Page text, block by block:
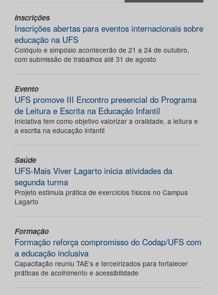
Inscrições
Inscrições abertas para eventos internacionais sobre
educação na UFS
Colóquio e simpósio acontecerão de 21 a 24 de outubro,
com submissão de trabalhos até 31 de agosto
Evento
UFS promove III Encontro presencial do Programa
de Leitura e Escrita na Educação Infantil
Iniciativa tem como objetivo valorizar a oralidade, a leitura e
a escrita na educação infantil
Saúde
UFS-Mais Viver Lagarto inicia atividades da
segunda turma
Projeto estimula prática de exercícios físicos no Campus
Lagarto
Formação
Formação reforça compromisso do Codap/UFS com
a educação inclusiva
Capacitação reuniu TAE’s e terceirizados para fortalecer
práticas de acolhimento e acessibilidade